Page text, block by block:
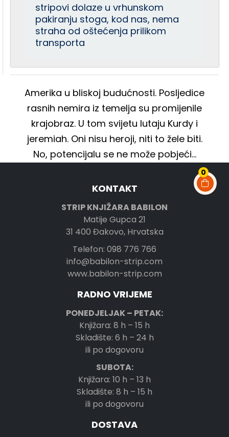
0
stripovi dolaze u vrhunskom
pakiranju stoga, kod nas, nema
straha od oštećenja prilikom
transporta
Amerika u bliskoj budućnosti. Posljedice
rasnih nemira iz temelja su promijenile
krajobraz. U tom svijetu lutaju Kurdy i
jeremiah. Oni nisu heroji, niti to žele biti.
No, potencijalu se ne može pobjeći…
KONTAKT
STRIP KNJIŽARA BABILON
Matije Gupca 21
31 400 Đakovo, Hrvatska
Telefon: 098 776 766
info@babilon-strip.com
www.babilon-strip.com
RADNO VRIJEME
PONEDJELJAK – PETAK:
Knjižara: 8 h – 15 h
Skladište: 6 h – 24 h
ili po dogovoru
SUBOTA:
Knjižara: 10 h – 13 h
Skladište: 8 h – 15 h
ili po dogovoru
DOSTAVA